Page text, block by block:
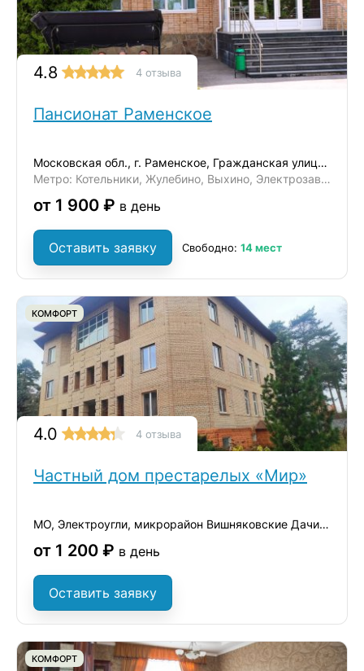
4.8 4 отзыва
Пансионат Раменское
Московская обл., г. Раменское, Гражданская улица, 47
Метро: Котельники, Жулебино, Выхино, Электрозаводская, Комсомольская
от 1 900 ₽ в день
Оставить заявку Свободно: 14 мест
КОМФОРТ
4.0 4 отзыва
Частный дом престарелых «Мир»
МО, Электроугли, микрорайон Вишняковские Дачи, ул. Советская, 10
от 1 200 ₽ в день
Оставить заявку
КОМФОРТ